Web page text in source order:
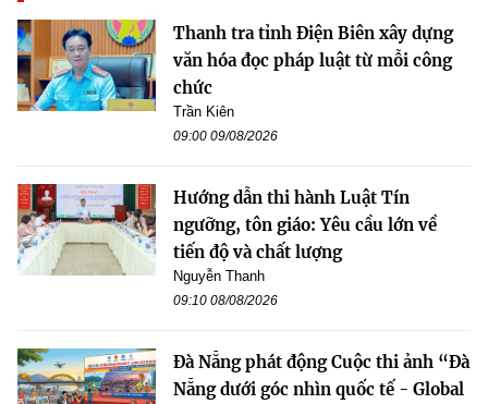
Thanh tra tỉnh Điện Biên xây dựng
văn hóa đọc pháp luật từ mỗi công
chức
Trần Kiên
09:00 09/08/2026
Hướng dẫn thi hành Luật Tín
ngưỡng, tôn giáo: Yêu cầu lớn về
tiến độ và chất lượng
Nguyễn Thanh
09:10 08/08/2026
Đà Nẵng phát động Cuộc thi ảnh “Đà
Nẵng dưới góc nhìn quốc tế - Global